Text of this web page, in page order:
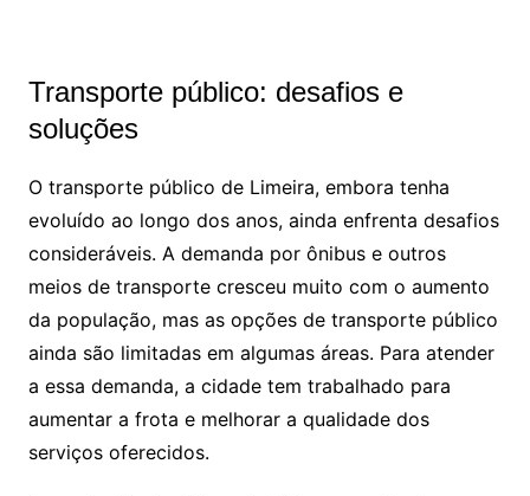
Transporte público: desafios e
soluções
O transporte público de Limeira, embora tenha
evoluído ao longo dos anos, ainda enfrenta desafios
consideráveis. A demanda por ônibus e outros
meios de transporte cresceu muito com o aumento
da população, mas as opções de transporte público
ainda são limitadas em algumas áreas. Para atender
a essa demanda, a cidade tem trabalhado para
aumentar a frota e melhorar a qualidade dos
serviços oferecidos.